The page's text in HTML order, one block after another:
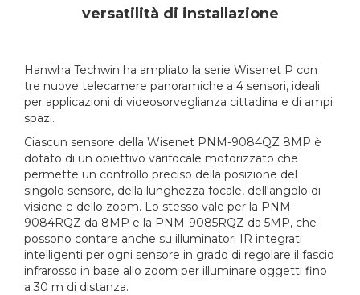
versatilità di installazione
Hanwha Techwin ha ampliato la serie Wisenet P con
tre nuove telecamere panoramiche a 4 sensori, ideali
per applicazioni di videosorveglianza cittadina e di ampi
spazi.
Ciascun sensore della Wisenet PNM-9084QZ 8MP è
dotato di un obiettivo varifocale motorizzato che
permette un controllo preciso della posizione del
singolo sensore, della lunghezza focale, dell'angolo di
visione e dello zoom. Lo stesso vale per la PNM-
9084RQZ da 8MP e la PNM-9085RQZ da 5MP, che
possono contare anche su illuminatori IR integrati
intelligenti per ogni sensore in grado di regolare il fascio
infrarosso in base allo zoom per illuminare oggetti fino
a 30 m di distanza.